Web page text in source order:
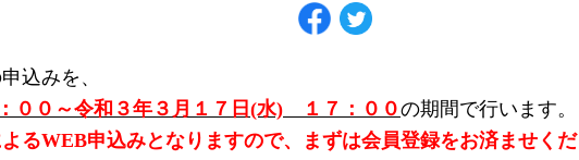
込みを、
００～令和３年３月１７日(水) １７：００の期間で行います。
るWEB申込みとなりますので、まずは会員登録をお済ませく